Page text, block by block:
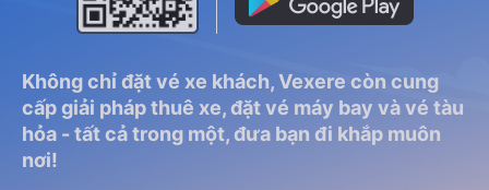
Không chỉ đặt vé xe khách, Vexere còn cung
cấp giải pháp thuê xe, đặt vé máy bay và vé tàu
hỏa - tất cả trong một, đưa bạn đi khắp muôn
nơi!